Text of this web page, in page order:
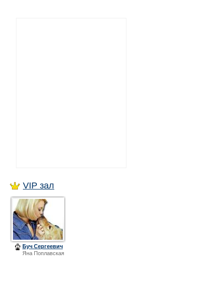
VIP зал
Буч Сергеевич
Яна Поплавская